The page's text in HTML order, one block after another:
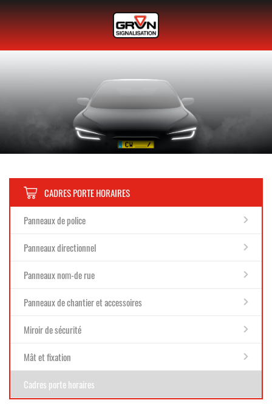
CADRES PORTE HORAIRES
Panneaux de police
Panneaux directionnel
Panneaux nom-de rue
Panneaux de chantier et accessoires
Miroir de sécurité
Mât et fixation
Cadres porte horaires